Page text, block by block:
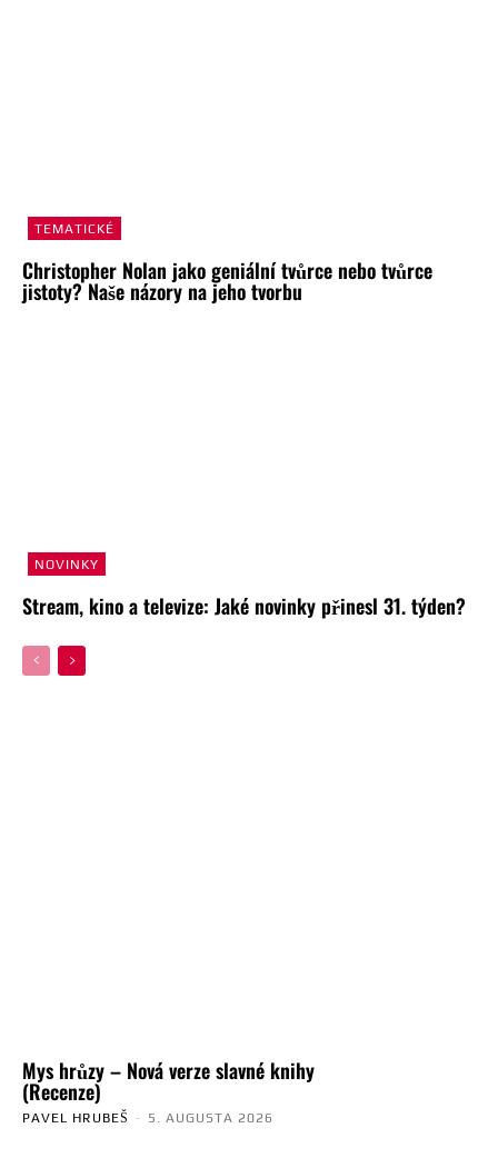
TEMATICKÉ
Christopher Nolan jako geniální tvůrce nebo tvůrce
jistoty? Naše názory na jeho tvorbu
NOVINKY
Stream, kino a televize: Jaké novinky přinesl 31. týden?
Mys hrůzy – Nová verze slavné knihy
(Recenze)
PAVEL HRUBEŠ - 5. AUGUSTA 2026